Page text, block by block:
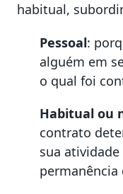
habitual,
Pessoal:
alguém em
o qual foi
Habitual ou
contrato
sua